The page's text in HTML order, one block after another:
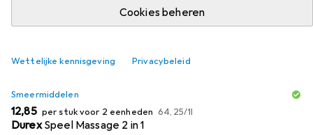
Cookies beheren
Wettelijke kennisgeving Privacybeleid
Smeermiddelen
EUR
12,85 per stuk voor 2 eenheden EUR
64,25/1l
Durex Speel Massage 2 in 1